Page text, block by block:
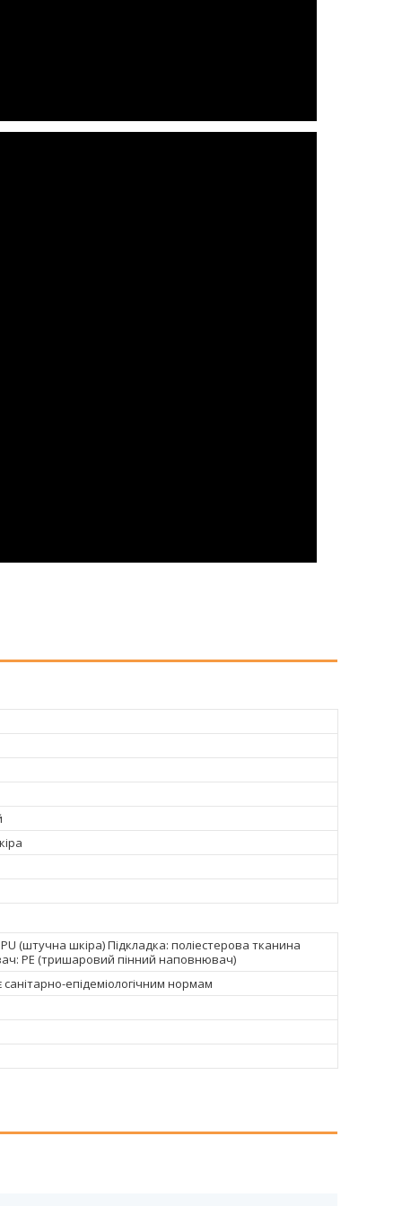
(штучна шкіра) Підкладка: поліестерова тканина
PE (тришаровий пінний наповнювач)
санітарно-епідеміологічним нормам